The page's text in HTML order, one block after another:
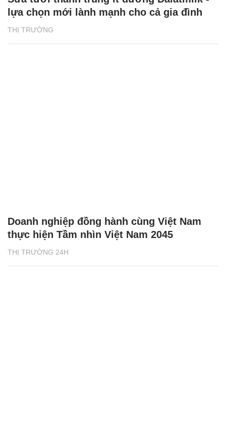
THỊ TRƯỜNG
lựa chọn mới lành mạnh cho cả gia đình
THỊ TRƯỜNG 24H
Doanh nghiệp đồng hành cùng Việt Nam
thực hiện Tầm nhìn Việt Nam 2045